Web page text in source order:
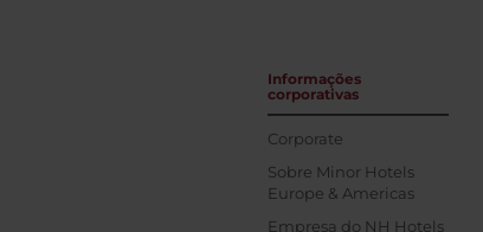
Informações
corporativas
Corporate
Sobre Minor Hotels
Europe & Americas
Empresa do NH Hotels